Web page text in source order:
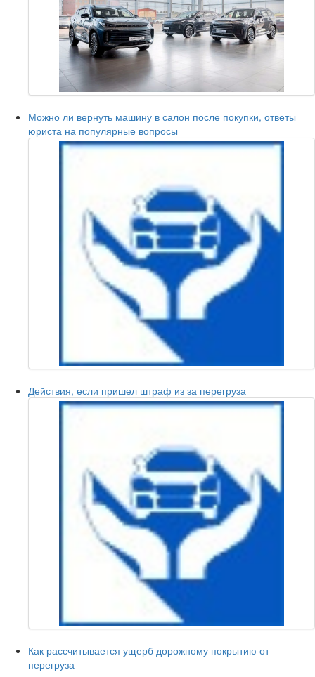
Можно ли вернуть машину в салон после покупки, ответы
юриста на популярные вопросы
Действия, если пришел штраф из за перегруза
Как рассчитывается ущерб дорожному покрытию от
перегруза